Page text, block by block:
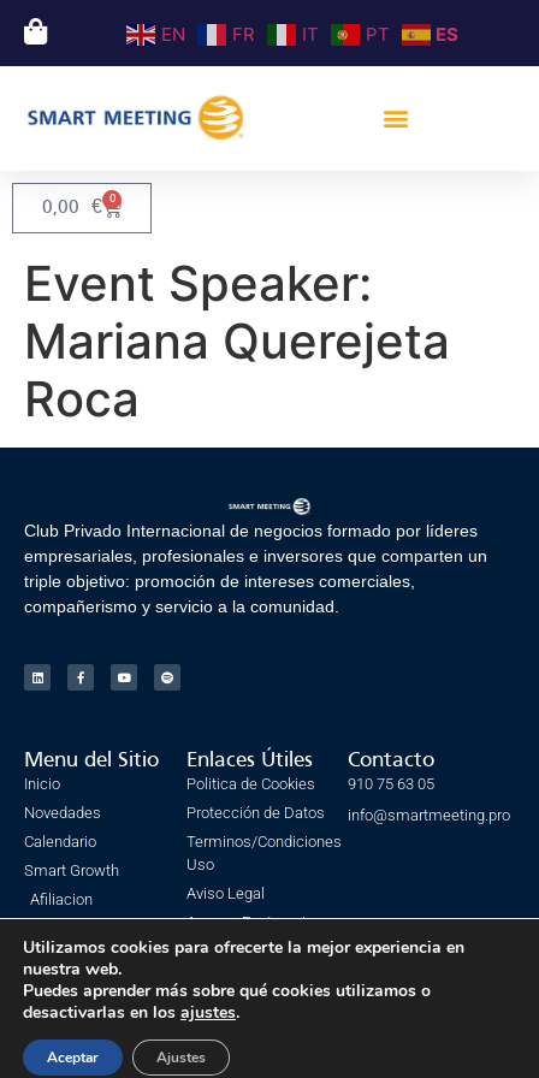
EN FR IT PT ES
0,00 € 0
Event Speaker:
Mariana Querejeta
Roca
Club Privado Internacional de negocios formado por líderes
empresariales, profesionales e inversores que comparten un
triple objetivo: promoción de intereses comerciales,
compañerismo y servicio a la comunidad.
Menu del Sitio
Inicio
Novedades
Calendario
Smart Growth
Afiliacion
Enlaces Útiles
Politica de Cookies
Protección de Datos
Terminos/Condiciones
Uso
Aviso Legal
Acceso Facturacion
Contacto
910 75 63 05
info@smartmeeting.pro
© Todos los derechos reservados. SmartMeeting 2023
Made with ❤ by IsmaSEO
Utilizamos cookies para ofrecerte la mejor experiencia en
nuestra web.
Puedes aprender más sobre qué cookies utilizamos o
desactivarlas en los ajustes.
Aceptar Ajustes